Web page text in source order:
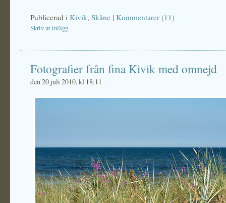
Publicerad i Kivik, Skåne | Kommentarer (11)
Skriv ut inlägg
Fotografier från fina Kivik med omnejd
den 20 juli 2010, kl 18:11